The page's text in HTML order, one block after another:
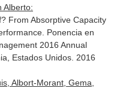
Alberto:
From Absorptive Capacity
Ponencia en
2016 Annual
Estados Unidos. 2016
Albort-Morant, Gema,